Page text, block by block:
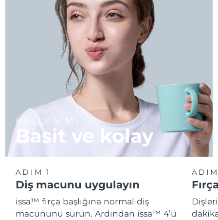
KULLANIMI
Basit ve kolay
ADIM 1
Diş macunu uygulayın
issa™ fırça başlığına normal diş
macununu sürün. Ardından issa™ 4’ü